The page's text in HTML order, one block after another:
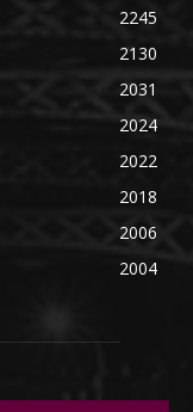
2245
2130
2031
2024
2022
2018
2006
2004